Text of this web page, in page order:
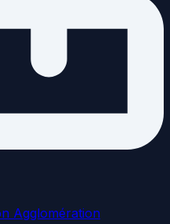
Agglomération